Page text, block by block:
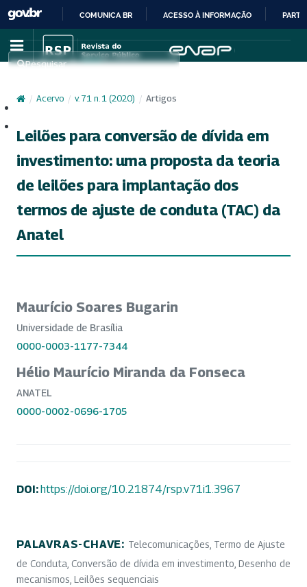
IR
PARA
CONTEÚDO
COMUNICA BR ACESSO À INFORMAÇÃO
Pesquisar
/ Acervo / v. 71 n. 1 (2020) / Artigos
Leilões para conversão de dívida em
investimento: uma proposta da teoria
de leilões para implantação dos
termos de ajuste de conduta (TAC) da
Anatel
Maurício Soares Bugarin
Universidade de Brasília
0000-0003-1177-7344
Hélio Maurício Miranda da Fonseca
ANATEL
0000-0002-0696-1705
DOI:https://doi.org/10.21874/rsp.v71i1.3967
PALAVRAS-CHAVE: Telecomunicações, Termo de Ajuste
de Conduta, Conversão de dívida em investimento, Desenho de
mecanismos, Leilões sequenciais